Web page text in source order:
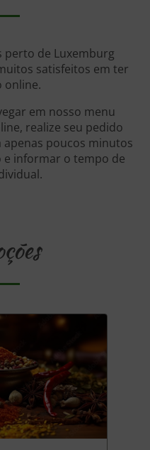
perto de Luxemburg
satisfeitos em ter
online.
em nosso menu
realize seu pedido
poucos minutos
informar o tempo de